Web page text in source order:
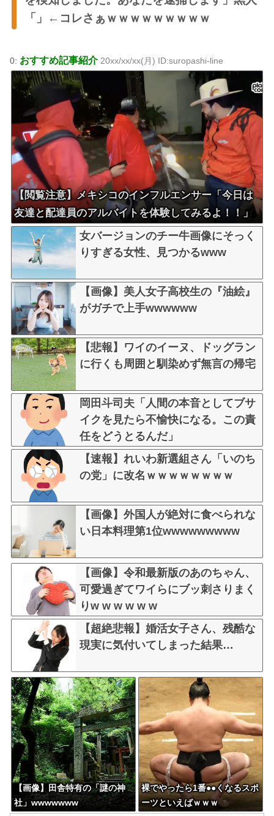
「」←コレさぁｗｗｗｗｗｗｗｗｗ
0: おすすめ記事紹介20xx/xx/xx(月) ID:suropashi-line
【閲覧注意】メキシコのインフルエンサー「今日は
友達と配達員のアルバイトを体験してみるよ！！」
←結果・・・ 女バージョンのチー牛画像にそっく
りすぎる女性、見つかるwww
【画像】美人女子高校生の『油絵』
がガチで上手wwwwww
【悲報】ワイのイーヌ、ドッグラン
に行くも周囲と馴染めず無言の帰宅
岡田斗司夫「人間の本音としてブサ
イクを見たら不愉快になる。この責
任をどうとるんだ」
【速報】れいわ新選組さん「いのち
の党」に改名ｗｗｗｗｗｗｗｗ
【画像】外国人が絶対に食べられな
い日本料理第1位wwwwwwwww
【画像】令和最新版のあのちゃん、
可愛過ぎてワイらにブッ刺さりまく
りw w w w w w
【超絶悲報】婚活女子さん、残酷な
現実に気付いてしまった結果…
【画像】田舎特有の「謎の神
社」wwwwwww
裸でやったら1番●●くなるスポ
ーツといえばｗｗｗ